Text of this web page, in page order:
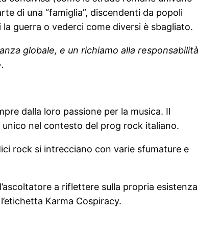
di una “famiglia”, discendenti da popoli
guerra o vederci come diversi è sbagliato.
globale, e un richiamo alla responsabilità
dalla loro passione per la musica. Il
nel contesto del prog rock italiano.
rock si intrecciano con varie sfumature e
a riflettere sulla propria esistenza
Karma Cospiracy.